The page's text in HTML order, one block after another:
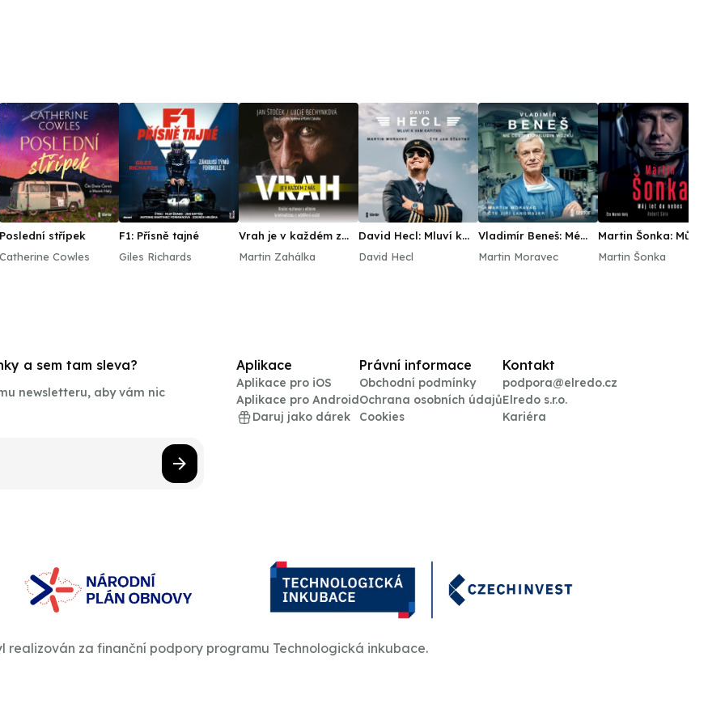
Poslední střípek
Catherine Cowles
F1: Přísně tajné
Giles Richards
Vrah je v každém z
Martin Zahálka
David Hecl: Mluví k
David Hecl
Vladimír Beneš: Mé
mozku
Martin Moravec
Martin Šonka: Můj
do nebes
Martin Šonka
a sem tam sleva?
newsletteru, aby vám nic
Aplikace
Aplikace pro iOS
Aplikace pro Android
Daruj jako dárek
Právní informace
Obchodní podmínky
Ochrana osobních údajů
Cookies
Kontakt
podpora@elredo.cz
Elredo s.r.o.
Kariéra
realizován za finanční podpory programu Technologická inkubace.